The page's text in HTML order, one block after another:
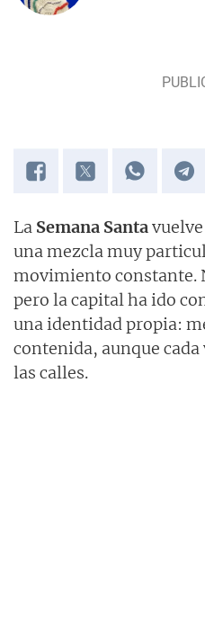
La Semana Santa
una mezcla muy
movimiento constante.
pero la capital ha ido
una identidad propia:
contenida, aunque
las calles.